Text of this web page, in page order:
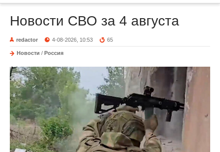
Новости СВО за 4 августа
redactor 4-08-2026, 10:53 65
Новости / Россия